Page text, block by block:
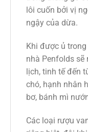
lôi cuốn bởi vị
ngậy của dừa.
Khi được ủ
nhà Penfolds
lịch, tinh tế đến
chó, hạnh nhân
bơ, bánh mì
Các loại rượu